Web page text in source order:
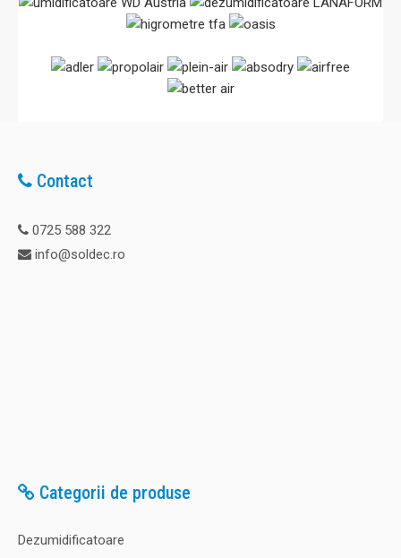
Contact
0725 588 322
info@soldec.ro
Categorii de produse
Dezumidificatoare